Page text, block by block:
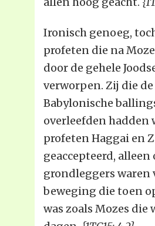
Ironisch genoeg,
profeten die na
door de gehele
verworpen. Zij die de
Babylonische
overleefden hadden
profeten Haggai en
geaccepteerd, alleen
grondleggers waren
beweging die toen
was zoals Mozes die